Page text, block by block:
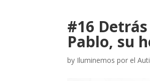
#16
Pablo, su
by Iluminemos por el